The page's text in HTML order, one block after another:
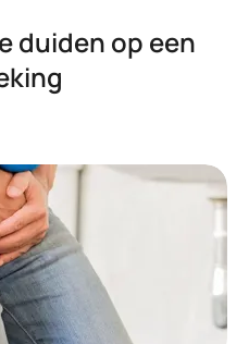
duiden op een